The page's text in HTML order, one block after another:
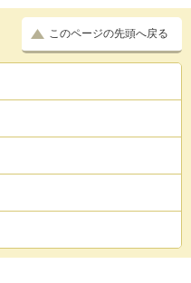
このページの先頭へ戻る